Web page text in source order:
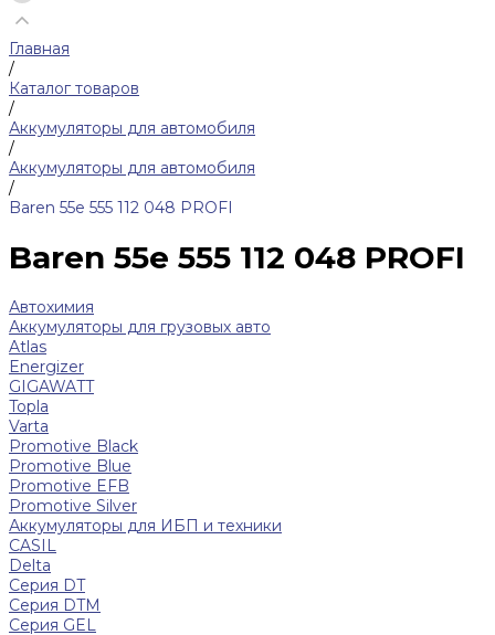
Главная
/
Каталог товаров
/
Аккумуляторы для автомобиля
/
Аккумуляторы для автомобиля
/
Baren 55е 555 112 048 PROFI
Baren 55е 555 112 048 PROFI
Автохимия
Аккумуляторы для грузовых авто
Atlas
Energizer
GIGAWATT
Topla
Varta
Promotive Black
Promotive Blue
Promotive EFB
Promotive Silver
Аккумуляторы для ИБП и техники
CASIL
Delta
Серия DT
Серия DTM
Серия GEL